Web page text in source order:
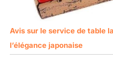
Avis sur le service de table
l’élégance japonaise